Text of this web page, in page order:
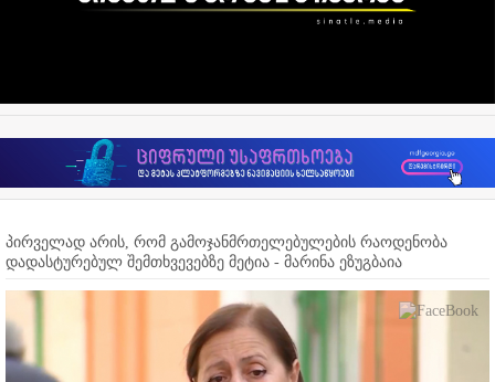
პირველად არის, რომ გამოჯანმრთელებულების რაოდენობა
დადასტურებულ შემთხვევებზე მეტია - მარინა ეზუგბაია